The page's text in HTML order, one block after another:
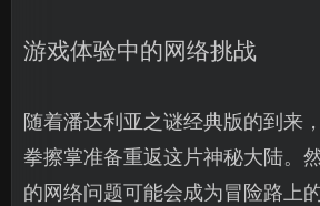
游戏体验中的网络挑战
随着潘达利亚之谜经典版的到来
拳擦掌准备重返这片神秘大陆。
的网络问题可能会成为冒险路上